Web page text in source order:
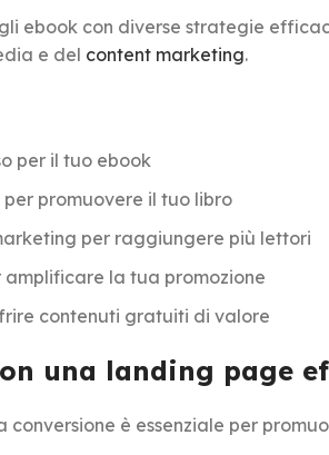
ebook con diverse strategie
e del content marketing.
per il tuo ebook
promuovere il tuo libro
per raggiungere più lettori
la tua promozione
contenuti gratuiti di valore
una landing page
è essenziale per